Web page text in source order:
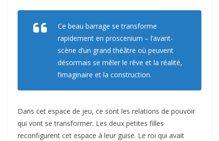
Ce beau barrage se transforme
rapidement en proscenium – l’avant-
scène d’un grand théâtre où peuvent
désormais se mêler le rêve et la réalité,
l’imaginaire et la construction.
Dans cet espace de jeu, ce sont les relations de pouvoir
qui vont se transformer. Les deux petites filles
reconfigurent cet espace à leur guise. Le roi qui avait